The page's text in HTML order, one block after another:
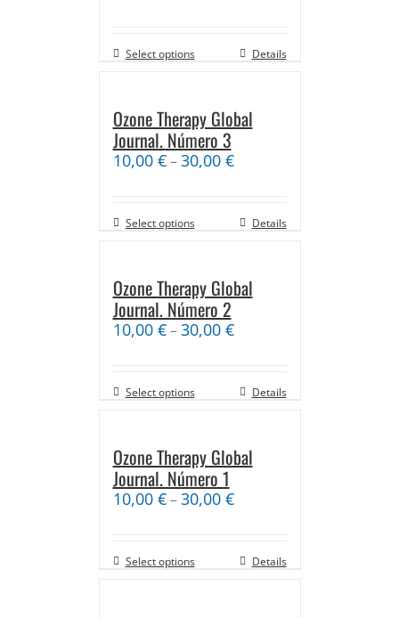
Select options Details
Ozone Therapy Global
Journal. Número 3
10,00 €–30,00 €
Select options Details
Ozone Therapy Global
Journal. Número 2
10,00 €–30,00 €
Select options Details
Ozone Therapy Global
Journal. Número 1
10,00 €–30,00 €
Select options Details